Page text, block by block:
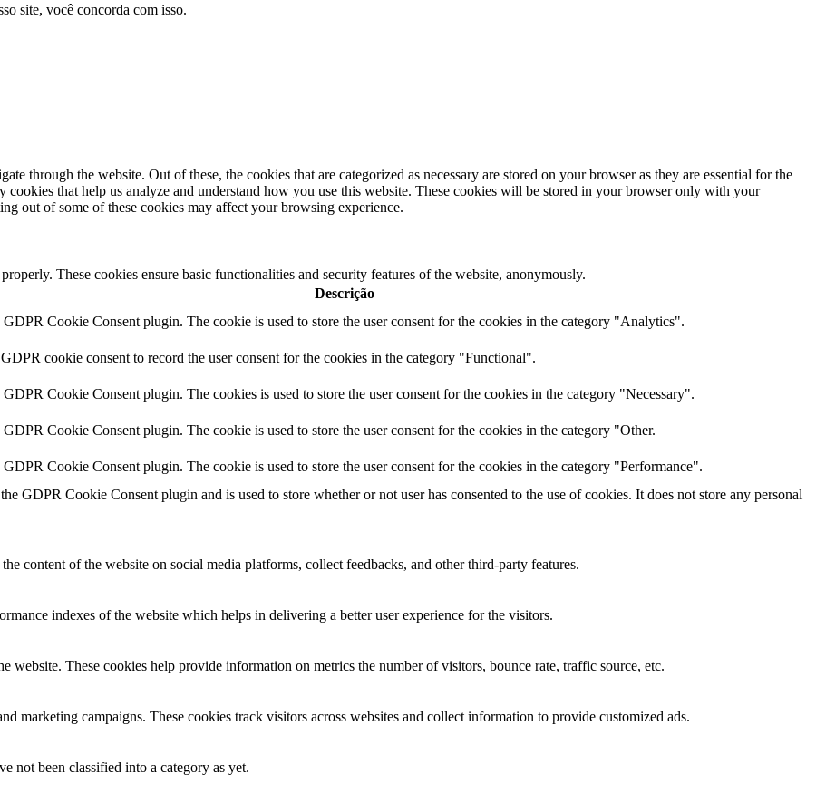
site, você concorda com isso.
through the website. Out of these, the cookies that are categorized as necessary are stored on your browser as they are essential for the
that help us analyze and understand how you use this website. These cookies will be stored in your browser only with your
out of some of these cookies may affect your browsing experience.
These cookies ensure basic functionalities and security features of the website, anonymously.
Descrição
Cookie Consent plugin. The cookie is used to store the user consent for the cookies in the category "Analytics".
cookie consent to record the user consent for the cookies in the category "Functional".
Cookie Consent plugin. The cookies is used to store the user consent for the cookies in the category "Necessary".
Cookie Consent plugin. The cookie is used to store the user consent for the cookies in the category "Other.
Cookie Consent plugin. The cookie is used to store the user consent for the cookies in the category "Performance".
GDPR Cookie Consent plugin and is used to store whether or not user has consented to the use of cookies. It does not store any personal
content of the website on social media platforms, collect feedbacks, and other third-party features.
indexes of the website which helps in delivering a better user experience for the visitors.
website. These cookies help provide information on metrics the number of visitors, bounce rate, traffic source, etc.
marketing campaigns. These cookies track visitors across websites and collect information to provide customized ads.
not been classified into a category as yet.